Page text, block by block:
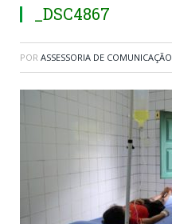
_DSC4867
POR ASSESSORIA DE COMUNICAÇÃO